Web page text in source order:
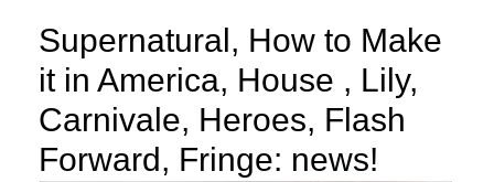
Supernatural, How to Make
it in America, House , Lily,
Carnivale, Heroes, Flash
Forward, Fringe: news!